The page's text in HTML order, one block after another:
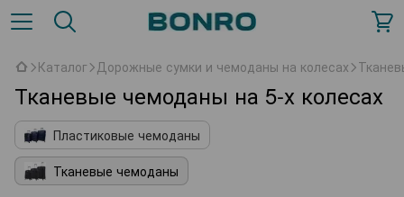
Каталог Дорожные сумки и чемоданы на колесах
Тканевые чемоданы на 5-х колесах
Пластиковые чемоданы
Тканевые чемоданы